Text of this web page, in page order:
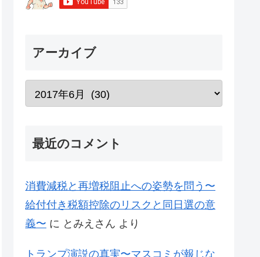
アーカイブ
最近のコメント
消費減税と再増税阻止への姿勢を問う〜
給付付き税額控除のリスクと同日選の意
義〜 に とみえさん より
トランプ演説の真実〜マスコミが報じな